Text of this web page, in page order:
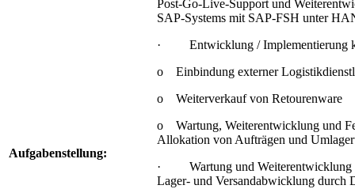
Aufgabenstellung:
Post-Go-Live-Support und
SAP-Systems mit SAP-FSH unter
· Entwicklung / Implementierung
o Einbindung externer
o Weiterverkauf von Retourenware
o Wartung, Weiterentwicklung und
Allokation von Aufträgen und
· Wartung und Weiterentwicklung
Lager- und Versandabwicklung durch